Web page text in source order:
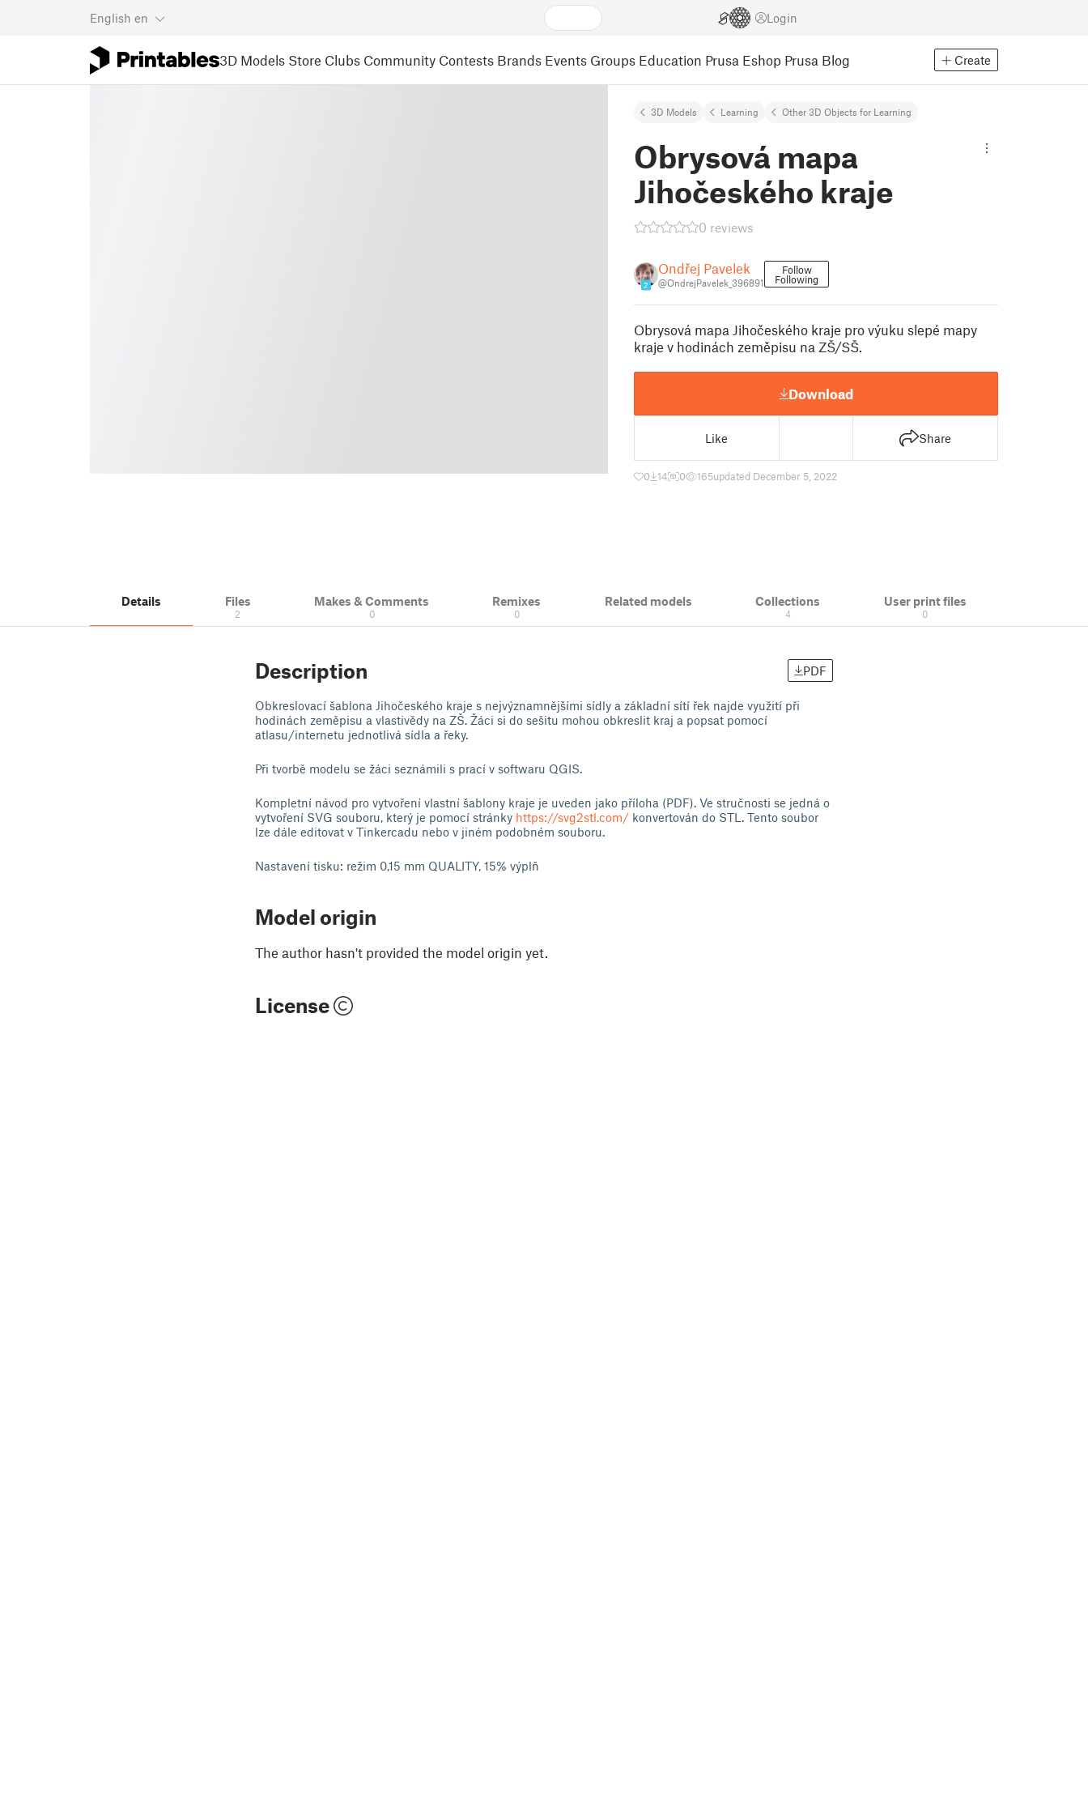
English en Login
3D Models Store Clubs Community Contests Brands Events Groups Education Prusa Eshop Prusa Blog Create
3D Models Learning Other 3D Objects for Learning
Obrysová mapa
Jihočeského kraje
0 reviews
2
Ondřej Pavelek
@OndrejPavelek_396891
Follow
Following
Obrysová mapa Jihočeského kraje pro výuku slepé mapy
kraje v hodinách zeměpisu na ZŠ/SŠ.
Download
Like Share
0 14 0 165updated December 5, 2022
Details Files
2
Makes & Comments
0
Remixes
0
Related models Collections
4
User print files
0
Description PDF
Obkreslovací šablona Jihočeského kraje s nejvýznamnějšími sídly a základní sítí řek najde využití při
hodinách zeměpisu a vlastivědy na ZŠ. Žáci si do sešitu mohou obkreslit kraj a popsat pomocí
atlasu/internetu jednotlivá sídla a řeky.
Při tvorbě modelu se žáci seznámili s prací v softwaru QGIS.
Kompletní návod pro vytvoření vlastní šablony kraje je uveden jako příloha (PDF). Ve stručnosti se jedná o
vytvoření SVG souboru, který je pomocí stránky https://svg2stl.com/ konvertován do STL. Tento soubor
lze dále editovat v Tinkercadu nebo v jiném podobném souboru.
Nastavení tisku: režim 0,15 mm QUALITY, 15% výplň
Model origin
The author hasn't provided the model origin yet.
License